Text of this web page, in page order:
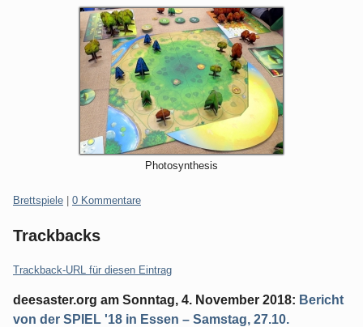
Photosynthesis
Kategorien:
Brettspiele 0 Kommentare
Trackbacks
Trackback-URL für diesen Eintrag
deesaster.org am Sonntag, 4. November 2018: Bericht
von der SPIEL '18 in Essen – Samstag, 27.10.